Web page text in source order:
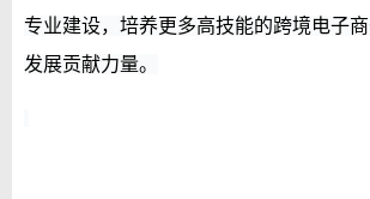
专业建设，培养更多高技能的跨境电子
发展贡献力量。